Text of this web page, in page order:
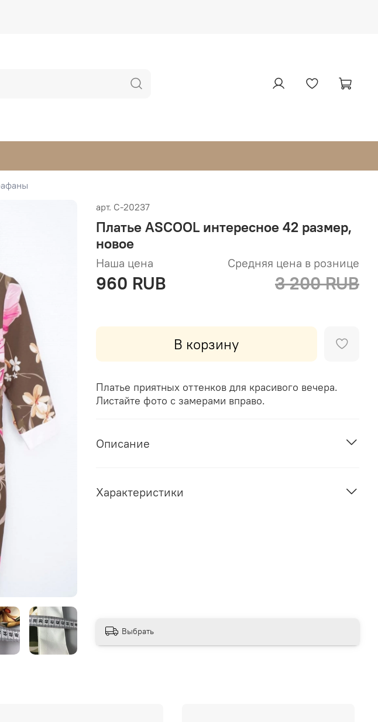
арт. С-20237
Платье ASCOOL интересное 42 размер,
новое
Наша цена
960 RUB
Средняя цена в рознице
3 200 RUB
В корзину
Платье приятных оттенков для красивого вечера.
Листайте фото с замерами вправо.
Описание
Характеристики
Выбрать